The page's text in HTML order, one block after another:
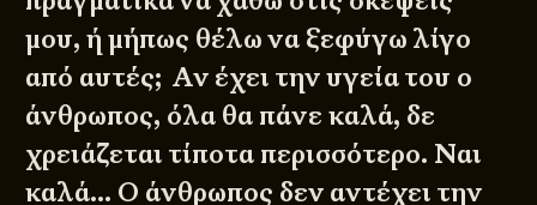
μου, ή μήπως θέλω να ξεφύγω λίγο
από αυτές; Αν έχει την υγεία του ο
άνθρωπος, όλα θα πάνε καλά, δε
χρειάζεται τίποτα περισσότερο. Ναι
καλά… Ο άνθρωπος δεν αντέχει την